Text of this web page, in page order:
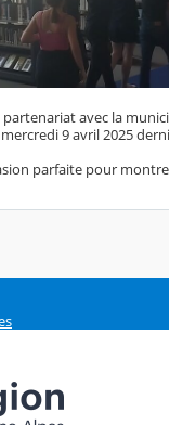
partenariat avec la
9 avril 2025
parfaite pour